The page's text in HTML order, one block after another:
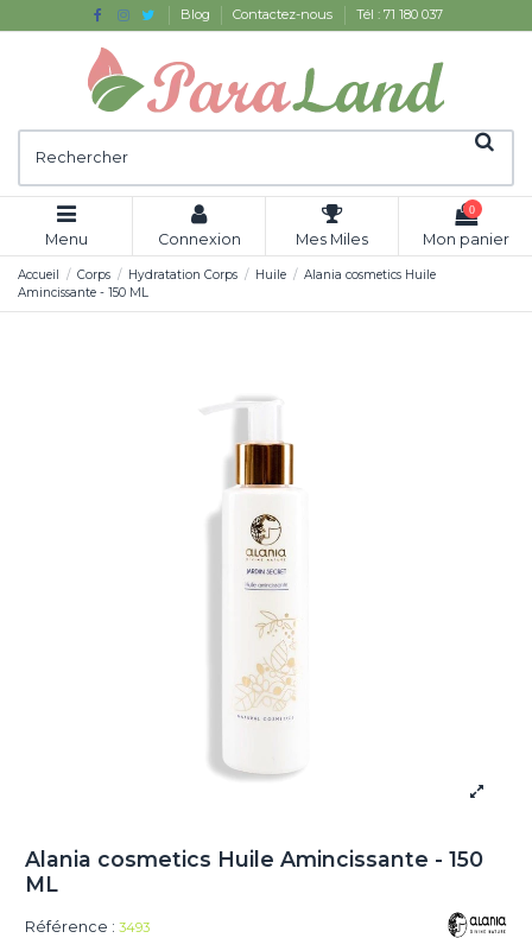
Blog Contactez-nous Tél : 71 180 037
Menu Connexion Mes Miles
0
Mon panier
Accueil Corps Hydratation Corps Huile
Alania cosmetics Huile
Amincissante - 150 ML
Alania cosmetics Huile Amincissante - 150
ML
Référence : 3493